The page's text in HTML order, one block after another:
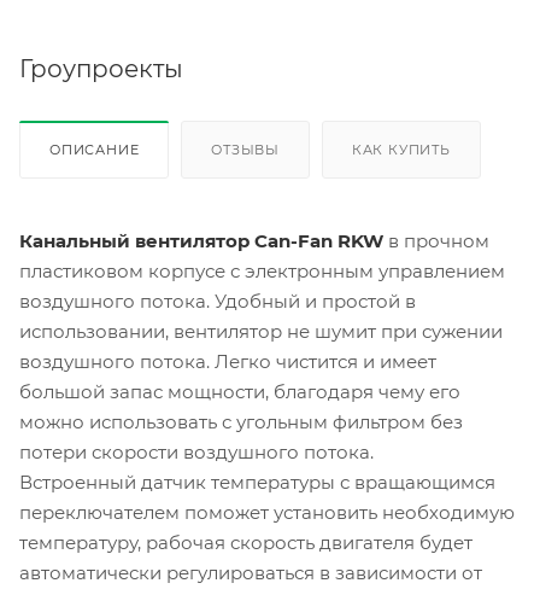
Гроупроекты
ОПИСАНИЕ ОТЗЫВЫ КАК КУПИТЬ
Канальный вентилятор Can-Fan RKW в прочном
пластиковом корпусе с электронным управлением
воздушного потока. Удобный и простой в
использовании, вентилятор не шумит при сужении
воздушного потока. Легко чистится и имеет
большой запас мощности, благодаря чему его
можно использовать с угольным фильтром без
потери скорости воздушного потока.
Встроенный датчик температуры с вращающимся
переключателем поможет установить необходимую
температуру, рабочая скорость двигателя будет
автоматически регулироваться в зависимости от